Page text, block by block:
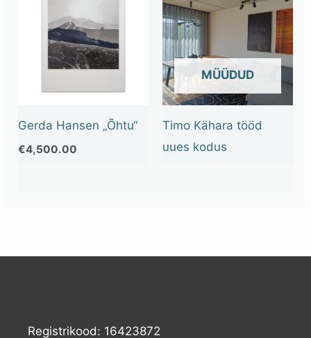
Gerda Hansen „Õhtu“
€4,500.00
OUT OF STOCK
Timo Kähara tööd
uues kodus
Registrikood: 16423872